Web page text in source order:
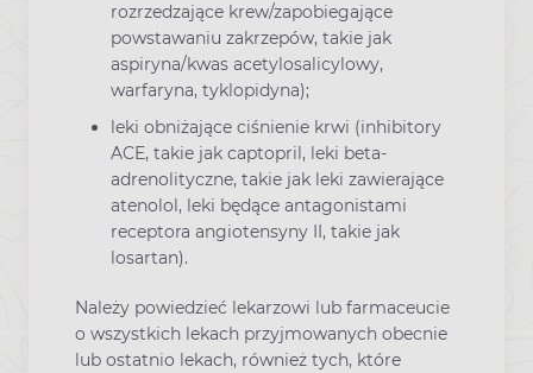
rozrzedzające krew/zapobiegające
powstawaniu zakrzepów, takie jak
aspiryna/kwas acetylosalicylowy,
warfaryna, tyklopidyna);
leki obniżające ciśnienie krwi (inhibitory
ACE, takie jak captopril, leki beta-
adrenolityczne, takie jak leki zawierające
atenolol, leki będące antagonistami
receptora angiotensyny II, takie jak
losartan).
Należy powiedzieć lekarzowi lub farmaceucie
o wszystkich lekach przyjmowanych obecnie
lub ostatnio lekach, również tych, które